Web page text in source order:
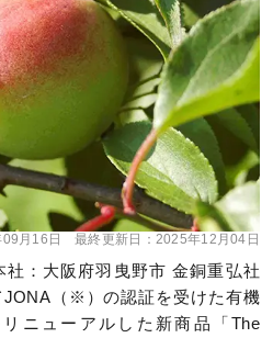
月16日 最終更新日： 2025年12月04日
：大阪府羽曳野市 金銅重弘社
（※）の認証を受けた有機
ニューアルした新商品「The